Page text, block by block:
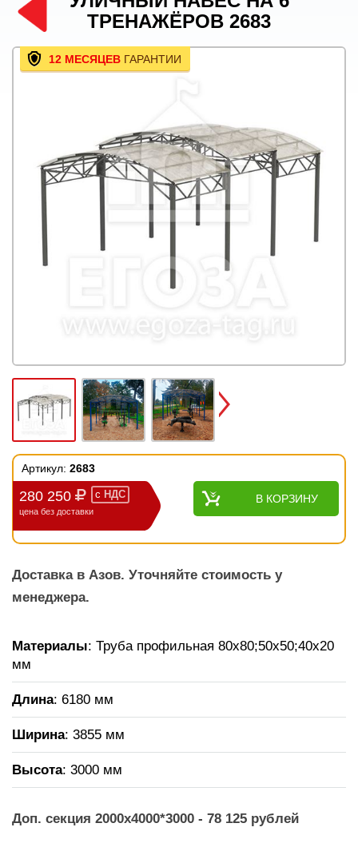
ТРЕНАЖЁРОВ 2683
12 МЕСЯЦЕВ ГАРАНТИИ
Next
Артикул: 2683
280 250 с НДС
цена без доставки
В КОРЗИНУ
Доставка в Азов. Уточняйте стоимость у
менеджера.
Материалы: Труба профильная 80х80;50х50;40х20
мм
Длина: 6180 мм
Ширина: 3855 мм
Высота: 3000 мм
Доп. секция 2000х4000*3000 - 78 125 рублей